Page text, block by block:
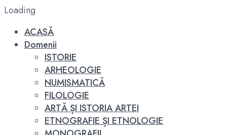
Loading
ACASĂ
Domenii
ISTORIE
ARHEOLOGIE
NUMISMATICĂ
FILOLOGIE
ARTĂ ȘI ISTORIA ARTEI
ETNOGRAFIE ȘI ETNOLOGIE